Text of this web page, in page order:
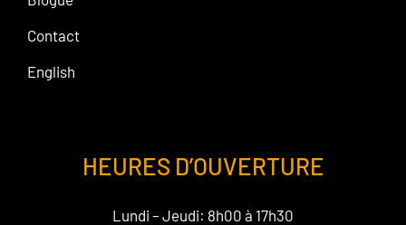
HEURES D’OUVERTURE
Lundi – Jeudi: 8h00 à 17h30
Contact
English